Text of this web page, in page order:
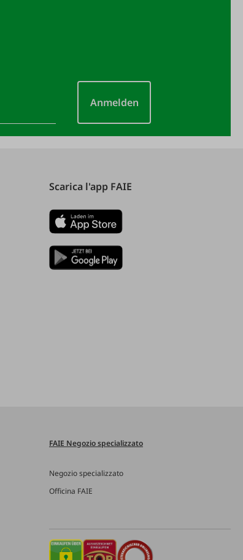
Anmelden
Scarica l'app FAIE
FAIE Negozio specializzato
Negozio specializzato
Officina FAIE